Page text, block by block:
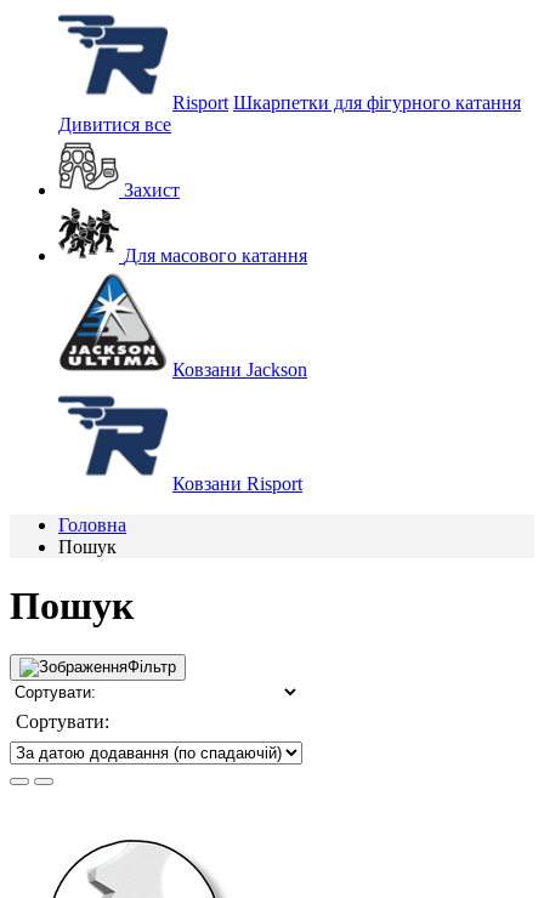
Risport Шкарпетки для фігурного катання
Дивитися все
Захист
Для масового катання
Ковзани Jackson
Ковзани Risport
Головна
Пошук
Пошук
Фільтр
Сортувати: